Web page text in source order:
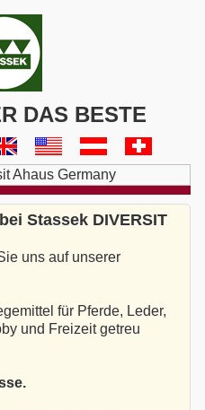
DAS BESTE
Stassek DIVERSIT
uns auf unserer
für Pferde, Leder,
und Freizeit getreu